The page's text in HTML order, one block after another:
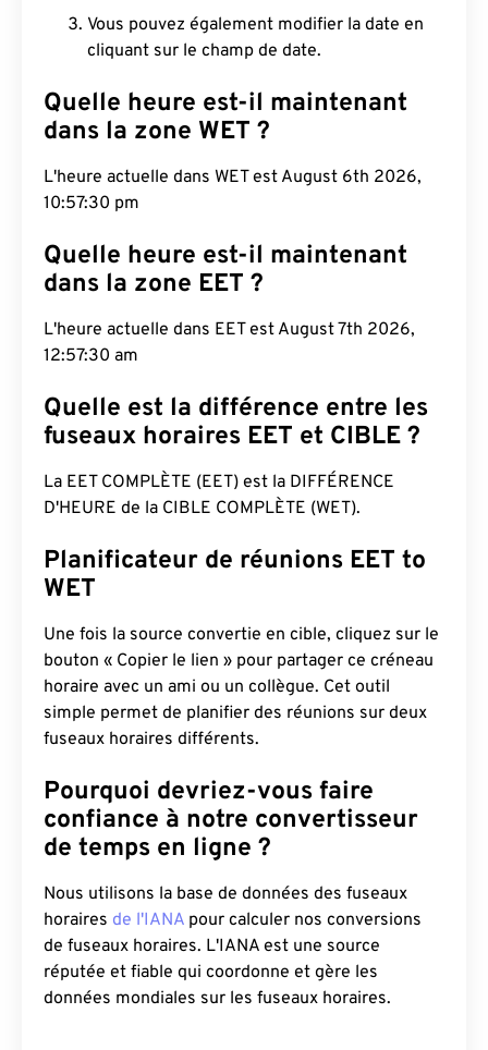
Vous pouvez également modifier la date en
cliquant sur le champ de date.
Quelle heure est-il maintenant
dans la zone WET ?
L'heure actuelle dans WET est August 6th 2026,
10:57:31 pm
Quelle heure est-il maintenant
dans la zone EET ?
L'heure actuelle dans EET est August 7th 2026,
12:57:31 am
Quelle est la différence entre les
fuseaux horaires EET et CIBLE ?
La EET COMPLÈTE (EET) est la DIFFÉRENCE
D'HEURE de la CIBLE COMPLÈTE (WET).
Planificateur de réunions EET to
WET
Une fois la source convertie en cible, cliquez sur le
bouton « Copier le lien » pour partager ce créneau
horaire avec un ami ou un collègue. Cet outil
simple permet de planifier des réunions sur deux
fuseaux horaires différents.
Pourquoi devriez-vous faire
confiance à notre convertisseur
de temps en ligne ?
Nous utilisons la base de données des fuseaux
horaires de l'IANA pour calculer nos conversions
de fuseaux horaires. L'IANA est une source
réputée et fiable qui coordonne et gère les
données mondiales sur les fuseaux horaires.